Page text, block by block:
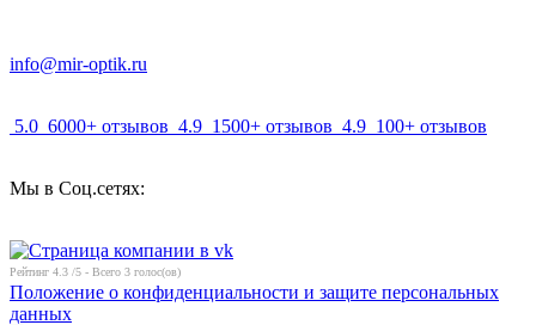
info@mir-optik.ru
5.0 6000+ отзывов 4.9 1500+ отзывов 4.9 100+ отзывов
Мы в Соц.сетях:
Рейтинг 4.3 /5 - Всего 3 голос(ов)
Положение о конфиденциальности и защите персональных
данных